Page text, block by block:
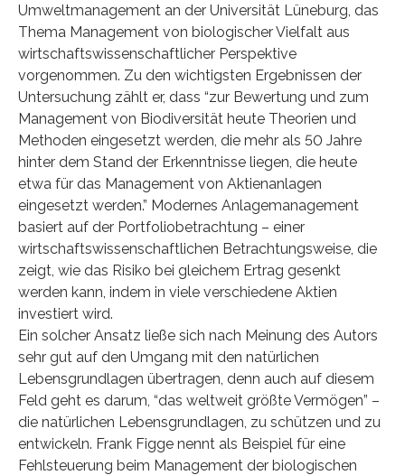
Umweltmanagement an der Universität Lüneburg, das
Thema Management von biologischer Vielfalt aus
wirtschaftswissenschaftlicher Perspektive
vorgenommen. Zu den wichtigsten Ergebnissen der
Untersuchung zählt er, dass “zur Bewertung und zum
Management von Biodiversität heute Theorien und
Methoden eingesetzt werden, die mehr als 50 Jahre
hinter dem Stand der Erkenntnisse liegen, die heute
etwa für das Management von Aktienanlagen
eingesetzt werden.” Modernes Anlagemanagement
basiert auf der Portfoliobetrachtung – einer
wirtschaftswissenschaftlichen Betrachtungsweise, die
zeigt, wie das Risiko bei gleichem Ertrag gesenkt
werden kann, indem in viele verschiedene Aktien
investiert wird.
Ein solcher Ansatz ließe sich nach Meinung des Autors
sehr gut auf den Umgang mit den natürlichen
Lebensgrundlagen übertragen, denn auch auf diesem
Feld geht es darum, “das weltweit größte Vermögen” –
die natürlichen Lebensgrundlagen, zu schützen und zu
entwickeln. Frank Figge nennt als Beispiel für eine
Fehlsteuerung beim Management der biologischen